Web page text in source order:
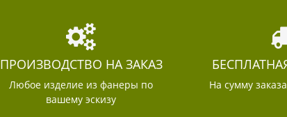
ПРОИЗВОДСТВО НА ЗАКАЗ
Любое изделие из фанеры по
вашему эскизу
На сумму